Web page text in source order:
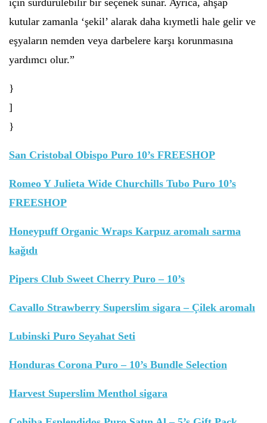
için sürdürülebilir bir seçenek sunar. Ayrıca, ahşap
kutular zamanla ‘şekil’ alarak daha kıymetli hale gelir ve
eşyaların nemden veya darbelere karşı korunmasına
yardımcı olur.”
}
]
}
San Cristobal Obispo Puro 10’s FREESHOP
Romeo Y Julieta Wide Churchills Tubo Puro 10’s
FREESHOP
Honeypuff Organic Wraps Karpuz aromalı sarma
kağıdı
Pipers Club Sweet Cherry Puro – 10’s
Cavallo Strawberry Superslim sigara – Çilek aromalı
Lubinski Puro Seyahat Seti
Honduras Corona Puro – 10’s Bundle Selection
Harvest Superslim Menthol sigara